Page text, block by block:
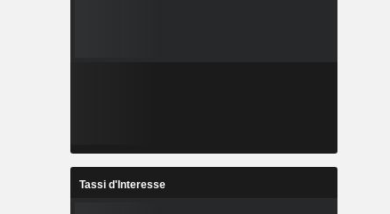
Tassi d'Interesse